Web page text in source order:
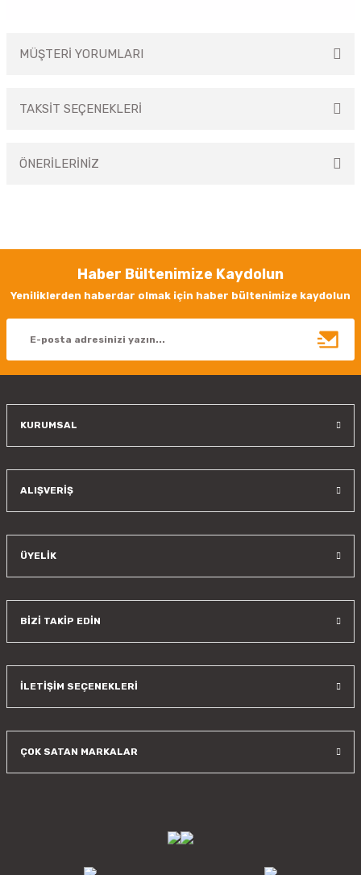
MÜŞTERİ YORUMLARI
TAKSİT SEÇENEKLERİ
ÖNERİLERİNİZ
Görüş ve önerileriniz için teşekkür ederiz.
Ürün resmi kalitesiz, bozuk veya görüntülenemiyor.
Ürün bilgilerinde hatalar bulunuyor.
Haber Bültenimize Kaydolun
Yeniliklerden haberdar olmak için haber bültenimize kaydolun
KURUMSAL
ALIŞVERİŞ
ÜYELİK
BİZİ TAKİP EDİN
İLETİŞİM SEÇENEKLERİ
ÇOK SATAN MARKALAR